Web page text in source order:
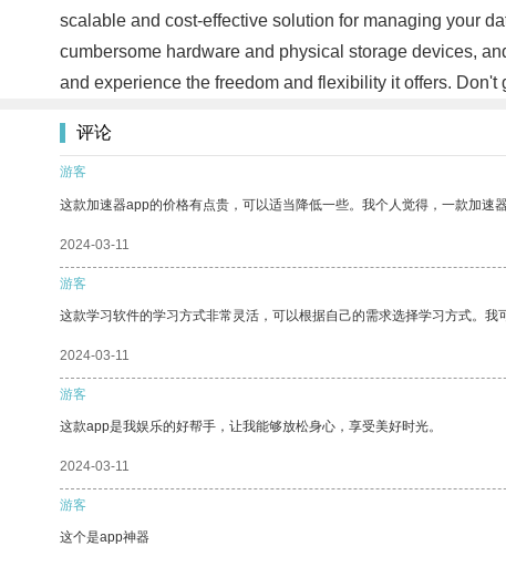
scalable and cost-effective solution for managing your
cumbersome hardware and physical storage devices,
and experience the freedom and flexibility it offers.
评论
游客
这款加速器app的价格有点贵，可以适当降低一些。我个人觉得，一款加速
2024-03-11
游客
这款学习软件的学习方式非常灵活，可以根据自己的需求选择学习方式。我
2024-03-11
游客
这款app是我娱乐的好帮手，让我能够放松身心，享受美好时光。
2024-03-11
游客
这个是app神器